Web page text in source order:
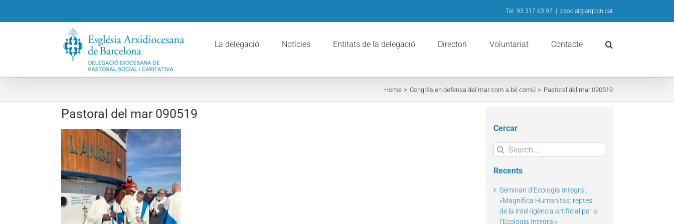
Tel. 93 317 63 97 psocial@arqbcn.cat
La delegació Notícies Entitats de la delegació Directori Voluntariat Contacte
Home Congrés en defensa del mar com a bé comú Pastoral del mar 090519
Pastoral del mar 090519
Cercar
Search
for:
Recents
Seminari d’Ecologia Integral:
«Magnifica Humanitas: reptes
de la intel·ligència artificial per a
l’Ecologia Integral»